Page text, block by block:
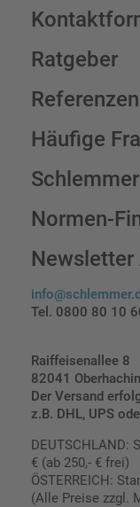
Ratgeber
Häufige
Normen-
Newsletter
Tel. 0800 80 10
Raiffeisenallee 8
82041
Der Versand
z.B. DHL, UPS
DEUTSCHLAND:
€ (ab 250,- € frei)
ÖSTERREICH:
(Alle Preise zzgl.